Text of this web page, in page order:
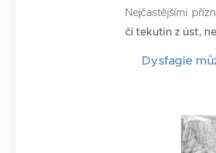
Nejčastějšími
či tekutin z úst,
Dysfagie